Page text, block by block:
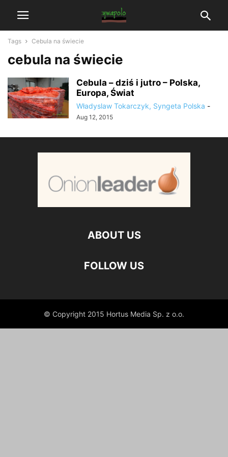
Tags Cebula na świecie
cebula na świecie
Cebula – dziś i jutro – Polska,
Europa, Świat
Władyslaw Tokarczyk, Syngeta Polska -
Aug 12, 2015
ABOUT US
FOLLOW US
© Copyright 2015 Hortus Media Sp. z o.o.